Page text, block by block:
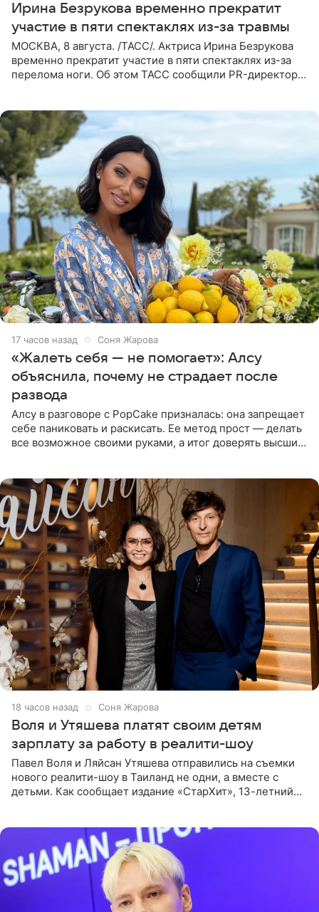
Ирина Безрукова временно прекратит
участие в пяти спектаклях из-за травмы
МОСКВА, 8 августа. /ТАСС/. Актриса Ирина Безрукова
временно прекратит участие в пяти спектаклях из-за
перелома ноги. Об этом ТАСС сообщили PR-директор
17 часов назад Соня Жарова
«Жалеть себя — не помогает»: Алсу
объяснила, почему не страдает после
развода
Алсу в разговоре с PopCake призналась: она запрещает
себе паниковать и раскисать. Ее метод прост — делать
все возможное своими руками, а итог доверять высшим
18 часов назад Соня Жарова
Воля и Утяшева платят своим детям
зарплату за работу в реалити-шоу
Павел Воля и Ляйсан Утяшева отправились на съемки
нового реалити-шоу в Таиланд не одни, а вместе с
детьми. Как сообщает издание «СтарХит», 13-летний